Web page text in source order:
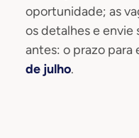
oportunidade; as
os detalhes e envie
antes: o prazo para
de julho.